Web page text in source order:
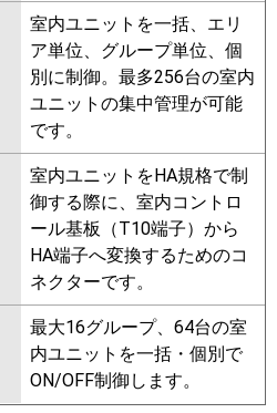
室内ユニットを一括、エリ
ア単位、グループ単位、個
別に制御。最多256台の室内
ユニットの集中管理が可能
です。
室内ユニットをHA規格で制
御する際に、室内コントロ
ール基板（T10端子）から
HA端子へ変換するためのコ
ネクターです。
最大16グループ、64台の室
内ユニットを一括・個別で
ON/OFF制御します。